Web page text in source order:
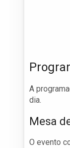
A
dia.
Mesa
O evento